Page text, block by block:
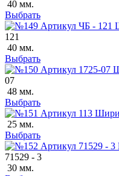
40 мм.
Выбрать
121
40 мм.
Выбрать
07
48 мм.
Выбрать
25 мм.
Выбрать
71529 - 3
30 мм.